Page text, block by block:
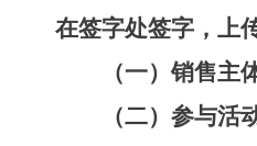
在签字处签字，上
（一）销售主
（二）参与活